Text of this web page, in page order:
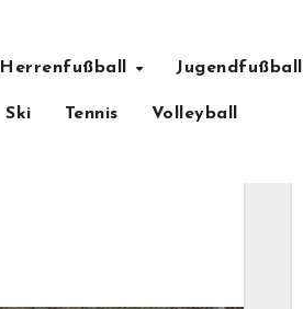
Herrenfußball Jugendfußball
Ski Tennis Volleyball